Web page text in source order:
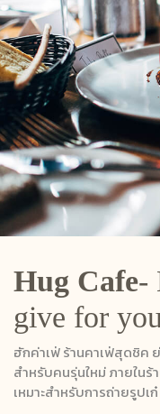
Hug Cafe-
give for
ฮักค่าเฟ่ ร้านคาเฟ่สุดชิค
สำหรับคนรุ่นใหม่ ภายในร้
เหมาะสำหรับการถ่ายรูปเ